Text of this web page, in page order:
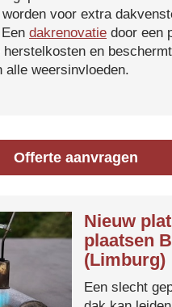
voor extra
dakrenovatie door een
en
alle weersinvloeden.
Offerte aanvragen
Nieuw
plaatsen
(Limburg)
Een slecht